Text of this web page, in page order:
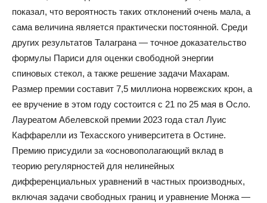
показал, что вероятность таких отклонений очень мала, а
сама величина является практически постоянной. Среди
других результатов Талаграна — точное доказательство
формулы Париси для оценки свободной энергии
спиновых стекол, а также решение задачи Махарам.
Размер премии составит 7,5 миллиона норвежских крон, а
ее вручение в этом году состоится с 21 по 25 мая в Осло.
Лауреатом Абелевской премии 2023 года стал Луис
Каффарелли из Техасского университета в Остине.
Премию присудили за «основополагающий вклад в
теорию регулярностей для нелинейных
дифференциальных уравнений в частных производных,
включая задачи свободных границ и уравнение Монжа —